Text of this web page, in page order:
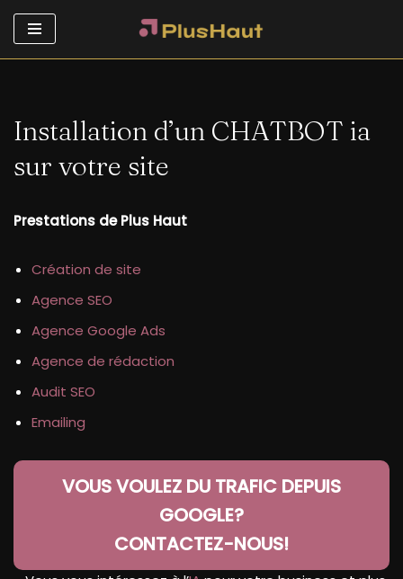
Aller
Installation d’un CHATBOT ia
sur votre site
Prestations de Plus Haut
Création de site
Agence SEO
Agence Google Ads
Agence de rédaction
Audit SEO
Emailing
VOUS VOULEZ DU TRAFIC DEPUIS
GOOGLE?
CONTACTEZ-NOUS!